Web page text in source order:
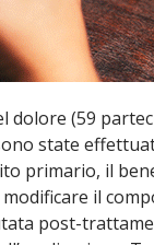
dolore (59
state
primario, il
modificare il
post-